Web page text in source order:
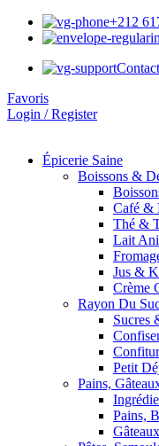
+212
Contact
Favoris
Login / Register
Épicerie Saine
Boissons &
Café &
Thé &
Lait
Jus &
Crème
Rayon Du
Sucres
Petit
Pains,
Pains,